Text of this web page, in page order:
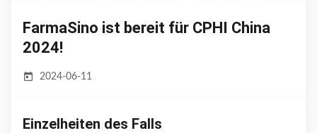
FarmaSino ist bereit für CPHI China
2024!
2024-06-11
Einzelheiten des Falls